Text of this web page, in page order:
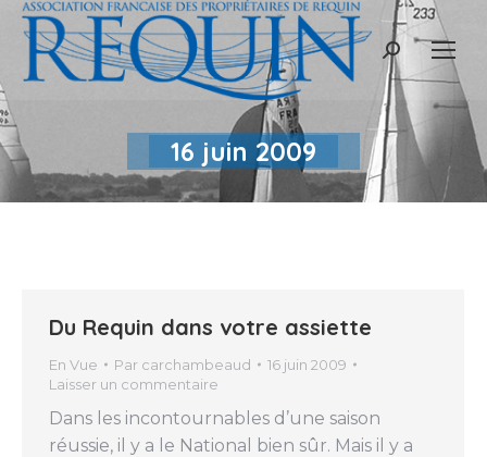
Recherche
16 juin 2009
Du Requin dans votre assiette
En Vue Par carchambeaud
16 juin 2009
Laisser un commentaire
Dans les incontournables d’une saison
réussie, il y a le National bien sûr. Mais il y a